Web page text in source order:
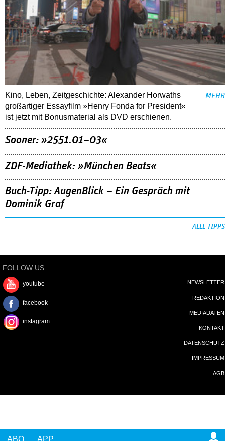
ABO APP
Kino, Leben, Zeitgeschichte: Alexander Horwaths
großartiger Essayfilm »Henry Fonda for President«
ist jetzt mit Bonusmaterial als DVD erschienen.
MEHR
Sooner: »2551.01–03«
ZDF-Mediathek: »München Beats«
Buch-Tipp: AugenBlick – Ein Gespräch mit
Dominik Graf
ALLE TIPPS
FOLLOW US
youtube
facebook
instagram
NEWSLETTER
REDAKTION
MEDIADATEN
KONTAKT
DATENSCHUTZ
IMPRESSUM
AGB